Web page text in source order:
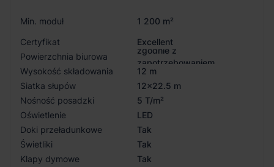
Min. moduł
1 200 m²
Certyfikat
Excellent
Powierzchnia biurowa
zgodnie z
zapotrzebowaniem
Wysokość składowania
12 m
Siatka słupów
12x22.5 m
Nośność posadzki
5 T/m²
Oświetlenie
LED
Doki przeładunkowe
Tak
Świetliki
Tak
Klapy dymowe
Tak